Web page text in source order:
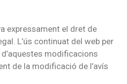
expressament el dret de
L’ús continuat del web per
modificacions
de la modificació de l’avís